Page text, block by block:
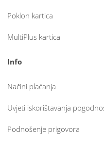
Poklon kartica
MultiPlus kartica
Info
Načini plaćanja
Uvjeti iskorištavanja
Podnošenje prigovora